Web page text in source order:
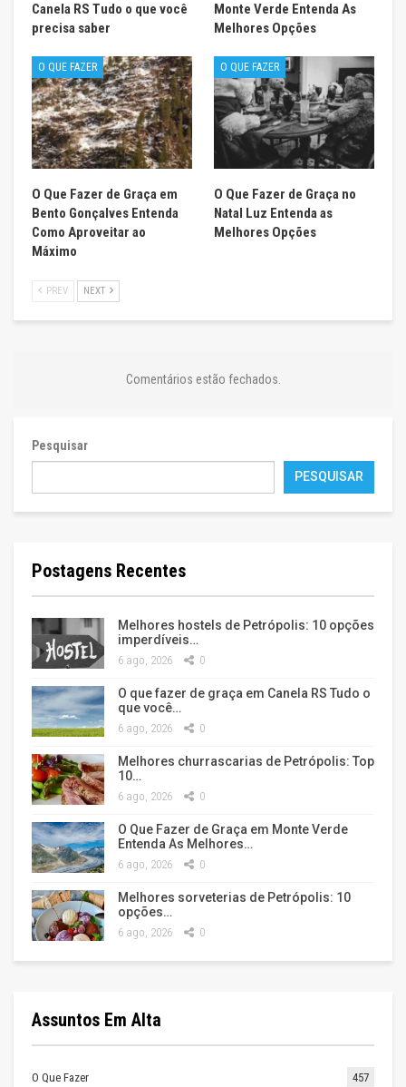
Canela RS Tudo o que você
precisa saber
Monte Verde Entenda As
Melhores Opções
O QUE FAZER
O Que Fazer de Graça em
Bento Gonçalves Entenda
Como Aproveitar ao
Máximo
O QUE FAZER
O Que Fazer de Graça no
Natal Luz Entenda as
Melhores Opções
PREV NEXT
Comentários estão fechados.
Pesquisar
PESQUISAR
Postagens Recentes
Melhores hostels de Petrópolis: 10 opções
imperdíveis…
6 ago, 2026 0
O que fazer de graça em Canela RS Tudo o
que você…
6 ago, 2026 0
Melhores churrascarias de Petrópolis: Top
10…
6 ago, 2026 0
O Que Fazer de Graça em Monte Verde
Entenda As Melhores…
6 ago, 2026 0
Melhores sorveterias de Petrópolis: 10
opções…
6 ago, 2026 0
Assuntos Em Alta
O Que Fazer 457